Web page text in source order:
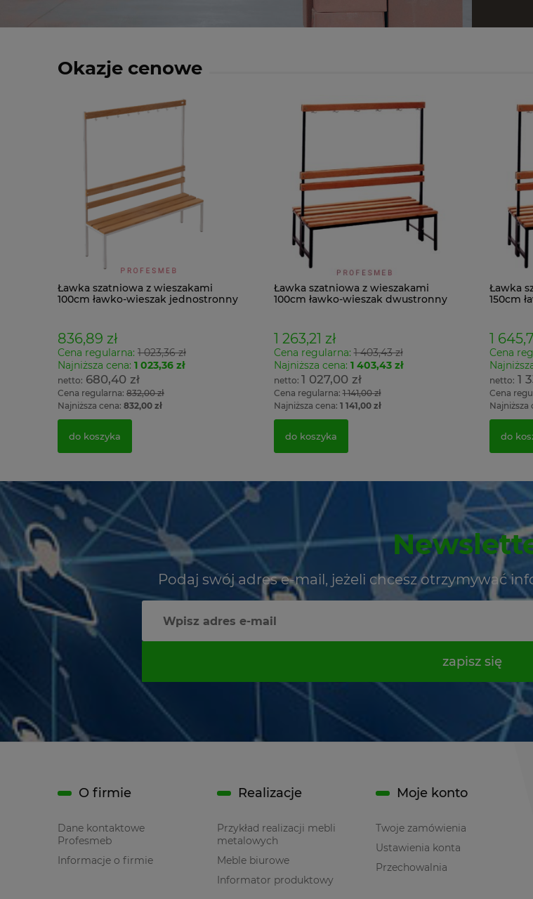
Okazje cenowe
Ławka szatniowa z wieszakami
100cm ławko-wieszak jednostronny
836,89 zł
Cena regularna: 1 023,36 zł
Najniższa cena: 1 023,36 zł
680,40 zł
Cena regularna: 832,00 zł
Najniższa cena: 832,00 zł
do koszyka
Ławka szatniowa z wieszakami
100cm ławko-wieszak dwustronny
1 263,21 zł
Cena regularna:1 403,43 zł
Najniższa cena: 1 403,43 zł
1 027,00 zł
Cena regularna:1 141,00 zł
Najniższa cena: 1 141,00 zł
do koszyka
Ławka
150cm
1
Cena
1
Cena
Najniższa
do
Podaj swój adres e-mail, jeżeli chcesz otrzymywać
zapisz się
O firmie
Dane kontaktowe
Profesmeb
Informacje o firmie
Realizacje
Przykład realizacji mebli
metalowych
Meble biurowe
Informator produktowy
Moje konto
Twoje zamówienia
Ustawienia konta
Przechowalnia